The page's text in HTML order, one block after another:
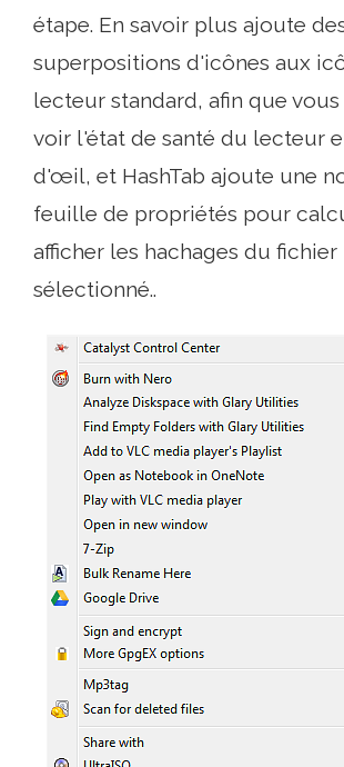
étape. En savoir plus ajoute
superpositions d'icônes aux
lecteur standard, afin que
voir l'état de santé du lecteur
d'œil, et HashTab ajoute une
feuille de propriétés pour
afficher les hachages du fichier
sélectionné..